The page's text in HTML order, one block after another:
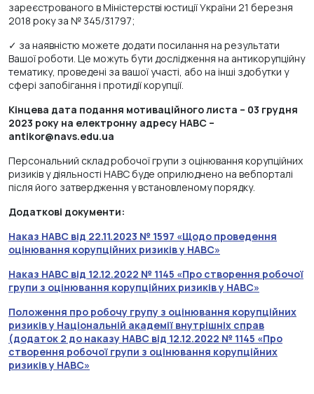
зареєстрованого в Міністерстві юстиції України 21 березня
2018 року за № 345/31797;
✓ за наявністю можете додати посилання на результати
Вашої роботи. Це можуть бути дослідження на антикорупційну
тематику, проведені за вашої участі, або на інші здобутки у
сфері запобігання і протидії корупції.
Кінцева дата подання мотиваційного листа – 03 грудня
2023 року на електронну адресу НАВС –
antikor@navs.edu.ua
Персональний склад робочої групи з оцінювання корупційних
ризиків у діяльності НАВС буде оприлюднено на вебпорталі
після його затвердження у встановленому порядку.
Додаткові документи:
Наказ НАВС від 22.11.2023 № 1597 «Щодо проведення
оцінювання корупційних ризиків у НАВС»
Наказ НАВС від 12.12.2022 № 1145 «Про створення робочої
групи з оцінювання корупційних ризиків у НАВС»
Положення про робочу групу з оцінювання корупційних
ризиків у Національній академії внутрішніх справ
(додаток 2 до наказу НАВС від 12.12.2022 № 1145 «Про
створення робочої групи з оцінювання корупційних
ризиків у НАВС»